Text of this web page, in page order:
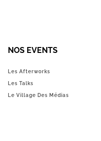
NOS EVENTS
Les Afterworks
Les Talks
Le Village Des Médias